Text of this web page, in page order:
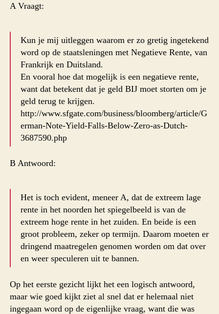
A Vraagt:
Kun je mij uitleggen waarom er zo gretig ingetekend
word op de staatsleningen met Negatieve Rente, van
Frankrijk en Duitsland.
En vooral hoe dat mogelijk is een negatieve rente,
want dat betekent dat je geld BIJ moet storten om je
geld terug te krijgen.
http://www.sfgate.com/business/bloomberg/article/G
erman-Note-Yield-Falls-Below-Zero-as-Dutch-
3687590.php
B Antwoord:
Het is toch evident, meneer A, dat de extreem lage
rente in het noorden het spiegelbeeld is van de
extreem hoge rente in het zuiden. En beide is een
groot probleem, zeker op termijn. Daarom moeten er
dringend maatregelen genomen worden om dat over
en weer speculeren uit te bannen.
Op het eerste gezicht lijkt het een logisch antwoord,
maar wie goed kijkt ziet al snel dat er helemaal niet
ingegaan word op de eigenlijke vraag, want die was